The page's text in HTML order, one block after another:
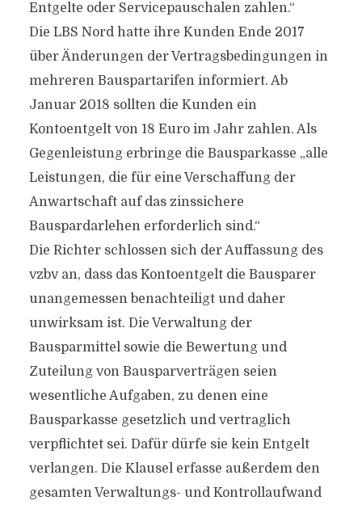
Entgelte oder Servicepauschalen zahlen.“
Die LBS Nord hatte ihre Kunden Ende 2017
über Änderungen der Vertragsbedingungen in
mehreren Bauspartarifen informiert. Ab
Januar 2018 sollten die Kunden ein
Kontoentgelt von 18 Euro im Jahr zahlen. Als
Gegenleistung erbringe die Bausparkasse „alle
Leistungen, die für eine Verschaffung der
Anwartschaft auf das zinssichere
Bauspardarlehen erforderlich sind.“
Die Richter schlossen sich der Auffassung des
vzbv an, dass das Kontoentgelt die Bausparer
unangemessen benachteiligt und daher
unwirksam ist. Die Verwaltung der
Bausparmittel sowie die Bewertung und
Zuteilung von Bausparverträgen seien
wesentliche Aufgaben, zu denen eine
Bausparkasse gesetzlich und vertraglich
verpflichtet sei. Dafür dürfe sie kein Entgelt
verlangen. Die Klausel erfasse außerdem den
gesamten Verwaltungs- und Kontrollaufwand